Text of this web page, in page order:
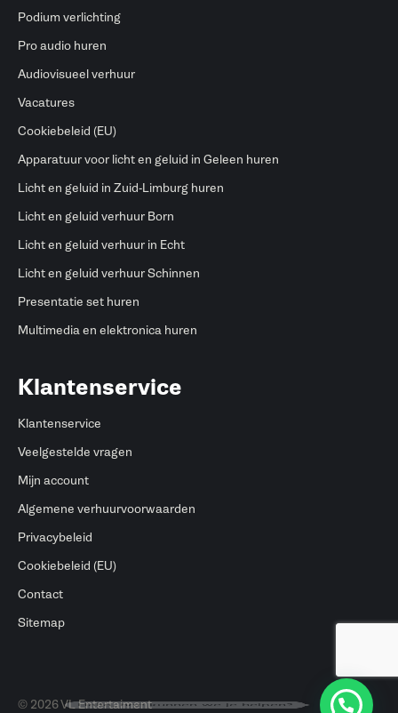
Podium verlichting
Pro audio huren
Audiovisueel verhuur
Vacatures
Cookiebeleid (EU)
Apparatuur voor licht en geluid in Geleen huren
Licht en geluid in Zuid-Limburg huren
Licht en geluid verhuur Born
Licht en geluid verhuur in Echt
Licht en geluid verhuur Schinnen
Presentatie set huren
Multimedia en elektronica huren
Klantenservice
Klantenservice
Veelgestelde vragen
Mijn account
Algemene verhuurvoorwaarden
Privacybeleid
Cookiebeleid (EU)
Contact
Sitemap
© 2026 VL Entertaiment
Hallo, hoe kunnen we je helpen?